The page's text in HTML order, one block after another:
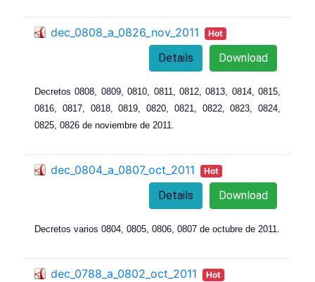
dec_0808_a_0826_nov_2011 Hot
Download
Details
Decretos 0808, 0809, 0810, 0811, 0812, 0813, 0814, 0815,
0816, 0817, 0818, 0819, 0820, 0821, 0822, 0823, 0824,
0825, 0826 de noviembre de 2011.
dec_0804_a_0807_oct_2011 Hot
Download
Details
Decretos varios 0804, 0805, 0806, 0807 de octubre de 2011.
dec_0788_a_0802_oct_2011 Hot